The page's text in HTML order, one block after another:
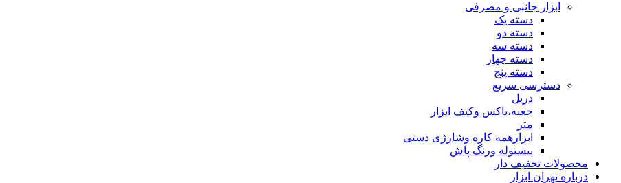
ابزار جانبی و مصرفی
دسته یک
دسته دو
دسته سه
دسته چهار
دسته پنج
دسترسی سریع
دریل
جعبه،باکس وکیف ابزار
متر
ابزارهمه کاره وشارژی دستی
پیستوله ورنگ پاش
محصولات تخفیف دار
درباره تهران ابزار